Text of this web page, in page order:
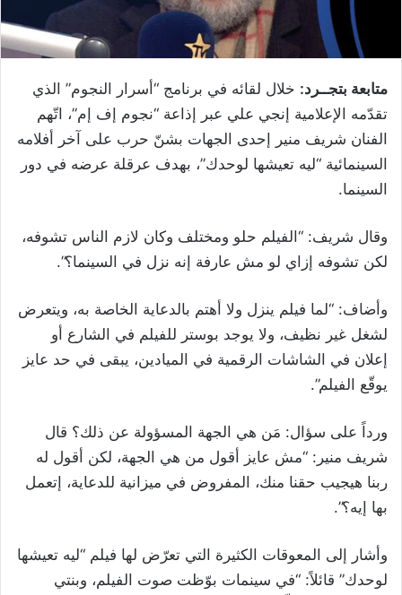
متابعة بتجــرد: خلال لقائه في برنامج “أسرار النجوم” الذي
تقدّمه الإعلامية إنجي علي عبر إذاعة “نجوم إف إم”، اتّهم
الفنان شريف منير إحدى الجهات بشنّ حرب على آخر أفلامه
السينمائية “ليه تعيشها لوحدك”، بهدف عرقلة عرضه في دور
السينما.
وقال شريف: “الفيلم حلو ومختلف وكان لازم الناس تشوفه،
لكن تشوفه إزاي لو مش عارفة إنه نزل في السينما؟”.
وأضاف: “لما فيلم ينزل ولا أهتم بالدعاية الخاصة به، ويتعرض
لشغل غير نظيف، ولا يوجد بوستر للفيلم في الشارع أو
إعلان في الشاشات الرقمية في الميادين، يبقى في حد عايز
يوقّع الفيلم”.
ورداً على سؤال: مَن هي الجهة المسؤولة عن ذلك؟ قال
شريف منير: “مش عايز أقول من هي الجهة، لكن أقول له
ربنا هيجيب حقنا منك، المفروض في ميزانية للدعاية، إتعمل
بها إيه؟”.
وأشار إلى المعوقات الكثيرة التي تعرّض لها فيلم “ليه تعيشها
لوحدك” قائلاً: “في سينمات بوّظت صوت الفيلم، وبنتي